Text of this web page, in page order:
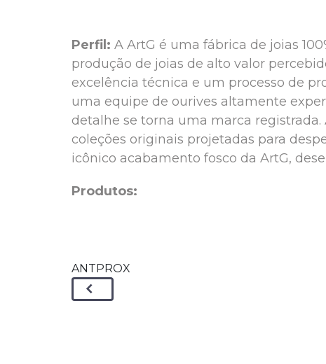
Perfil: A ArtG é uma fábrica de joias
produção de joias de alto valor
excelência técnica e um processo de
uma equipe de ourives altamente
detalhe se torna uma marca
coleções originais projetadas para
icônico acabamento fosco da ArtG,
Produtos:
ANTPROX